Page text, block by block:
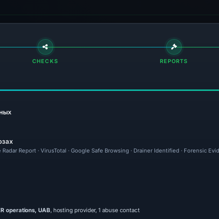
CHECKS REPORTS
Radar Report · VirusTotal · Google Safe Browsing · Drainer Identified · Forensic
operations, UAB, hosting provider, 1 abuse contact